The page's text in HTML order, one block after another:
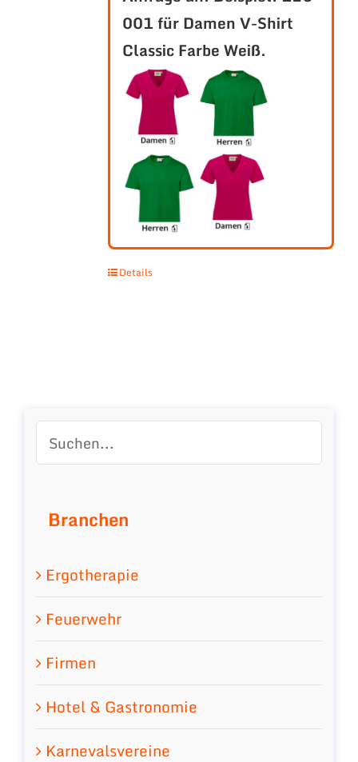
001 für Damen V-Shirt
Classic Farbe Weiß.
Details
Branchen
Ergotherapie
Feuerwehr
Firmen
Hotel & Gastronomie
Karnevalsvereine